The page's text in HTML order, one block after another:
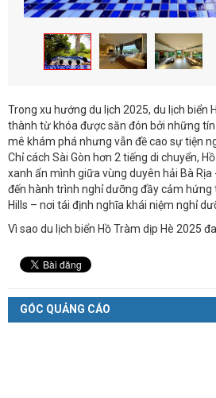
Trong xu hướng du lịch 2025, du lịch biển
thành từ khóa được săn đón bởi những
mê khám phá nhưng vẫn đề cao sự tiện
Chỉ cách Sài Gòn hơn 2 tiếng di chuyển,
xanh ẩn mình giữa vùng duyên hải Bà
đến hành trình nghỉ dưỡng đầy cảm hứng
Hills – nơi tái định nghĩa khái niệm nghỉ
Vì sao du lịch biển Hồ Tràm dịp Hè 2025
GÓC QUẢNG CÁO